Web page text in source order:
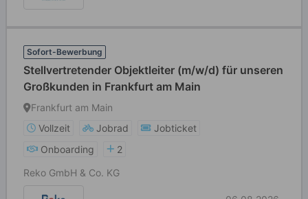
Sofort-Bewerbung
Stellvertretender Objektleiter (m/w/d) für unseren
Großkunden in Frankfurt am Main
Frankfurt am Main
Vollzeit
Jobrad
Jobticket
Onboarding
2
Reko GmbH & Co. KG